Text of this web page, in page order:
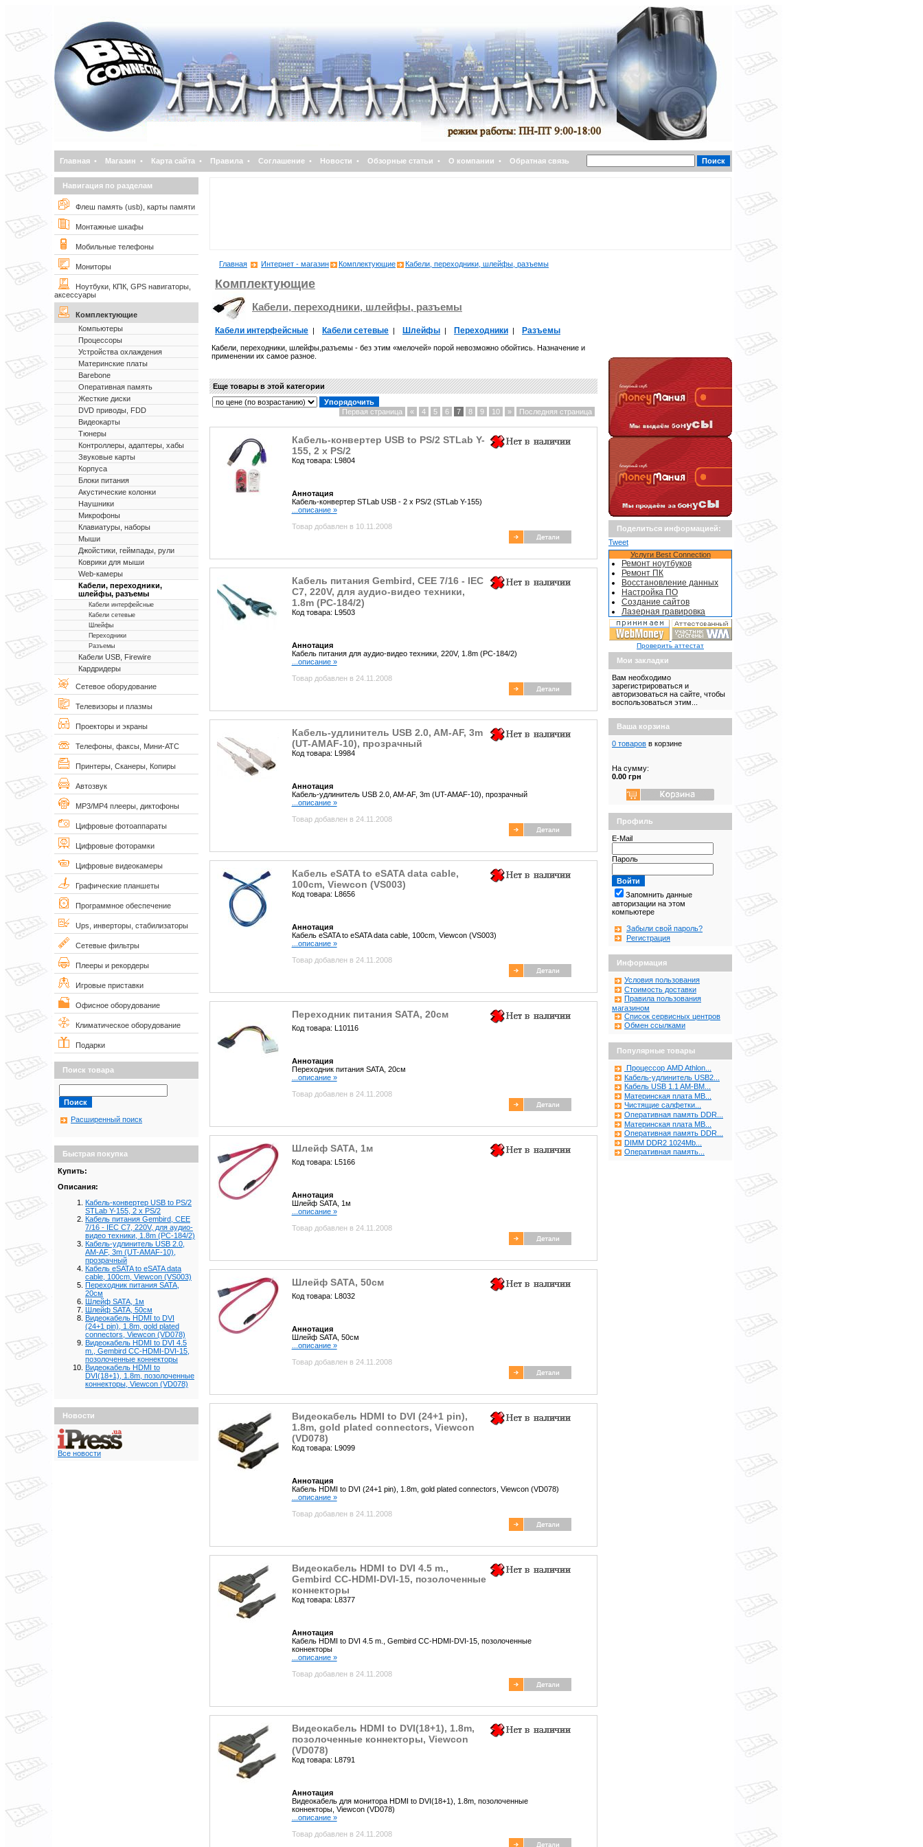
Главная • Магазин • Карта сайта • Правила • Соглашение • Новости • Обзорные статьи • О компании • Обратная связь
Навигация по разделам
Флеш память (usb), карты памяти
Монтажные шкафы
Мобильные телефоны
Мониторы
Ноутбуки, КПК, GPS навигаторы,
аксессуары
Комплектующие
Компьютеры
Процессоры
Устройства охлаждения
Материнские платы
Barebone
Оперативная память
Жесткие диски
DVD приводы, FDD
Видеокарты
Тюнеры
Контроллеры, адаптеры, хабы
Звуковые карты
Корпуса
Блоки питания
Акустические колонки
Наушники
Микрофоны
Клавиатуры, наборы
Мыши
Джойстики, геймпады, рули
Коврики для мыши
Web-камеры
Кабели, переходники,
шлейфы, разъемы
Кабели интерфейсные
Кабели сетевые
Шлейфы
Переходники
Разъемы
Кабели USB, Firewire
Кардридеры
Сетевое оборудование
Телевизоры и плазмы
Проекторы и экраны
Телефоны, факсы, Мини-АТС
Принтеры, Сканеры, Копиры
Автозвук
MP3/MP4 плееры, диктофоны
Цифровые фотоаппараты
Цифровые фоторамки
Цифровые видеокамеры
Графические планшеты
Программное обеспечение
Ups, инверторы, стабилизаторы
Сетевые фильтры
Плееры и рекордеры
Игровые приставки
Офисное оборудование
Климатическое оборудование
Подарки
Поиск товара
Расширенный поиск
Быстрая покупка
Купить:
Описания:
Кабель-конвертер USB to PS/2
STLab Y-155, 2 x PS/2
Кабель питания Gembird, CEE
7/16 - IEC C7, 220V, для аудио-
видео техники, 1.8m (PC-184/2)
Кабель-удлинитель USB 2.0,
AM-AF, 3m (UT-AMAF-10),
прозрачный
Кабель eSATA to eSATA data
cable, 100cm, Viewcon (VS003)
Переходник питания SATA,
20cм
Шлейф SATA, 1м
Шлейф SATA, 50cм
Видеокабель HDMI to DVI
(24+1 pin), 1.8m, gold plated
connectors, Viewcon (VD078)
Видеокабель HDMI to DVI 4.5
m., Gembird СС-HDMI-DVI-15,
позолоченные коннекторы
Видеокабель HDMI to
DVI(18+1), 1.8m, позолоченные
коннекторы, Viewcon (VD078)
Новости
Все новости
Главная Интернет - магазин Комплектующие Кабели, переходники, шлейфы, разъемы
Комплектующие
Кабели, переходники, шлейфы, разъемы
Кабели интерфейсные | Кабели сетевые | Шлейфы | Переходники | Разъемы
Кабели, переходники, шлейфы,разъемы - без этим «мелочей» порой невозможно обойтись. Назначение и
применении их самое разное.
Еще товары в этой категории
Первая страница « 4 5 6 7 8 9 10 » Последняя страница
Кабель-конвертер USB to PS/2 STLab Y-
155, 2 x PS/2
Код товара: L9804
Аннотация
Кабель-конвертер STLab USB - 2 x PS/2 (STLab Y-155)
...описание »
Товар добавлен в 10.11.2008
Кабель питания Gembird, CEE 7/16 - IEC
C7, 220V, для аудио-видео техники,
1.8m (PC-184/2)
Код товара: L9503
Аннотация
Кабель питания для аудио-видео техники, 220V, 1.8m (PC-184/2)
...описание »
Товар добавлен в 24.11.2008
Кабель-удлинитель USB 2.0, AM-AF, 3m
(UT-AMAF-10), прозрачный
Код товара: L9984
Аннотация
Кабель-удлинитель USB 2.0, AM-AF, 3m (UT-AMAF-10), прозрачный
...описание »
Товар добавлен в 24.11.2008
Кабель eSATA to eSATA data cable,
100cm, Viewcon (VS003)
Код товара: L8656
Аннотация
Кабель eSATA to eSATA data cable, 100cm, Viewcon (VS003)
...описание »
Товар добавлен в 24.11.2008
Переходник питания SATA, 20cм
Код товара: L10116
Аннотация
Переходник питания SATA, 20cм
...описание »
Товар добавлен в 24.11.2008
Шлейф SATA, 1м
Код товара: L5166
Аннотация
Шлейф SATA, 1м
...описание »
Товар добавлен в 24.11.2008
Шлейф SATA, 50cм
Код товара: L8032
Аннотация
Шлейф SATA, 50cм
...описание »
Товар добавлен в 24.11.2008
Видеокабель HDMI to DVI (24+1 pin),
1.8m, gold plated connectors, Viewcon
(VD078)
Код товара: L9099
Аннотация
Кабель HDMI to DVI (24+1 pin), 1.8m, gold plated connectors, Viewcon (VD078)
...описание »
Товар добавлен в 24.11.2008
Видеокабель HDMI to DVI 4.5 m.,
Gembird СС-HDMI-DVI-15, позолоченные
коннекторы
Код товара: L8377
Аннотация
Кабель HDMI to DVI 4.5 m., Gembird СС-HDMI-DVI-15, позолоченные
коннекторы
...описание »
Товар добавлен в 24.11.2008
Видеокабель HDMI to DVI(18+1), 1.8m,
позолоченные коннекторы, Viewcon
(VD078)
Код товара: L8791
Аннотация
Видеокабель для монитора HDMI to DVI(18+1), 1.8m, позолоченные
коннекторы, Viewcon (VD078)
...описание »
Товар добавлен в 24.11.2008
Поделиться информацией:
Tweet
Услуги Best Connection
Ремонт ноутбуков
Ремонт ПК
Восстановление данных
Настройка ПО
Создание сайтов
Лазерная гравировка
Проверить аттестат
Мои закладки
Вам необходимо
зарегистрироваться и
авторизоваться на сайте, чтобы
воспользоваться этим...
Ваша корзина
0 товаров в корзине
На сумму:
0.00 грн
Профиль
E-Mail
Пароль
Запомнить данные
авторизации на этом
компьютере
Забыли свой пароль?
Регистрация
Информация
Условия пользования
Стоимость доставки
Правила пользования
магазином
Список сервисных центров
Обмен ссылками
Популярные товары
Процессор AMD Athlon...
Кабель-удлинитель USB2...
Кабель USB 1.1 AM-BM...
Материнская плата MB...
Чистящие салфетки...
Оперативная память DDR...
Материнская плата MB...
Оперативная память DDR...
DIMM DDR2 1024Mb...
Оперативная память...